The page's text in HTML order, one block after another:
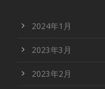
2024年1月
2023年3月
2023年2月